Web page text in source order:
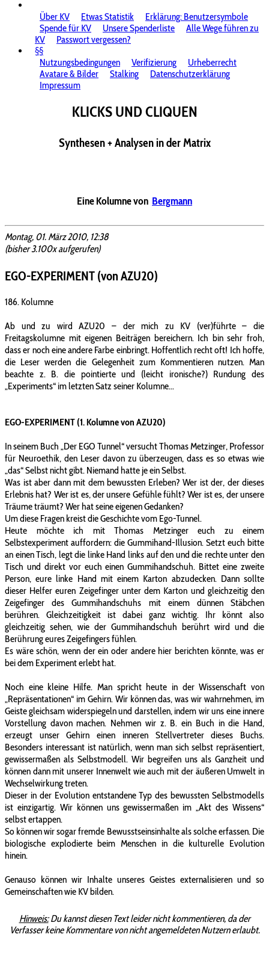
Über KV
Etwas Statistik
Erklärung: Benutzersymbole
Spende für KV
Unsere Spenderliste
Alle Wege führen zu
KV
Passwort vergessen?
§§
Nutzungsbedingungen
Verifizierung
Urheberrecht
Avatare & Bilder
Stalking
Datenschutzerklärung
Impressum
KLICKS UND CLIQUEN
Synthesen + Analysen in der Matrix
Eine Kolumne von Bergmann
Montag, 01. März 2010, 12:38
(bisher 3.100x aufgerufen)
EGO-EXPERIMENT (von AZU20)
186. Kolumne
Ab und zu wird AZU20 – der mich zu KV (ver)führte – die
Freitagskolumne mit eigenen Beiträgen bereichern. Ich bin sehr froh,
dass er noch eine andere Farbe einbringt. Hoffentlich recht oft! Ich hoffe,
die Leser werden die Gelegenheit zum Kommentieren nutzen. Man
beachte z. B. die pointierte und (leicht ironische?) Rundung des
„Experiments“ im letzten Satz seiner Kolumne...
EGO-EXPERIMENT (1. Kolumne von AZU20)
In seinem Buch „Der EGO Tunnel“ versucht Thomas Metzinger, Professor
für Neuroethik, den Leser davon zu überzeugen, dass es so etwas wie
„das“ Selbst nicht gibt. Niemand hatte je ein Selbst.
Was ist aber dann mit dem bewussten Erleben? Wer ist der, der dieses
Erlebnis hat? Wer ist es, der unsere Gefühle fühlt? Wer ist es, der unsere
Träume träumt? Wer hat seine eigenen Gedanken?
Um diese Fragen kreist die Geschichte vom Ego-Tunnel.
Heute möchte ich mit Thomas Metzinger euch zu einem
Selbstexperiment auffordern: die Gummihand-Illusion. Setzt euch bitte
an einen Tisch, legt die linke Hand links auf den und die rechte unter den
Tisch und direkt vor euch einen Gummihandschuh. Bittet eine zweite
Person, eure linke Hand mit einem Karton abzudecken. Dann sollte
dieser Helfer euren Zeigefinger unter dem Karton und gleichzeitig den
Zeigefinger des Gummihandschuhs mit einem dünnen Stäbchen
berühren. Gleichzeitigkeit ist dabei ganz wichtig. Ihr könnt also
gleichzeitig sehen, wie der Gummihandschuh berührt wird und die
Berührung eures Zeigefingers fühlen.
Es wäre schön, wenn der ein oder andere hier berichten könnte, was er
bei dem Experiment erlebt hat.
Noch eine kleine Hilfe. Man spricht heute in der Wissenschaft von
„Repräsentationen“ im Gehirn. Wir können das, was wir wahrnehmen, im
Geiste gleichsam widerspiegeln und darstellen, indem wir uns eine innere
Vorstellung davon machen. Nehmen wir z. B. ein Buch in die Hand,
erzeugt unser Gehirn einen inneren Stellvertreter dieses Buchs.
Besonders interessant ist natürlich, wenn man sich selbst repräsentiert,
gewissermaßen als Selbstmodell. Wir begreifen uns als Ganzheit und
können dann mit unserer Innenwelt wie auch mit der äußeren Umwelt in
Wechselwirkung treten.
Dieser in der Evolution entstandene Typ des bewussten Selbstmodells
ist einzigartig. Wir können uns gewissermaßen im „Akt des Wissens“
selbst ertappen.
So können wir sogar fremde Bewusstseinsinhalte als solche erfassen. Die
biologische explodierte beim Menschen in die kulturelle Evolution
hinein.
Genauso können wir Inhalte unseres Geistes externalisieren und so
Gemeinschaften wie KV bilden.
Hinweis:Du kannst diesen Text leider nicht kommentieren, da der
Verfasser keine Kommentare von nicht angemeldeten Nutzern erlaubt.